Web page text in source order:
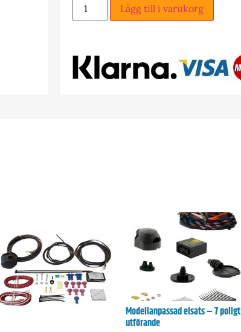
Lägg till i varukorg
Modellanpassad elsats – 7 poligt
utförande